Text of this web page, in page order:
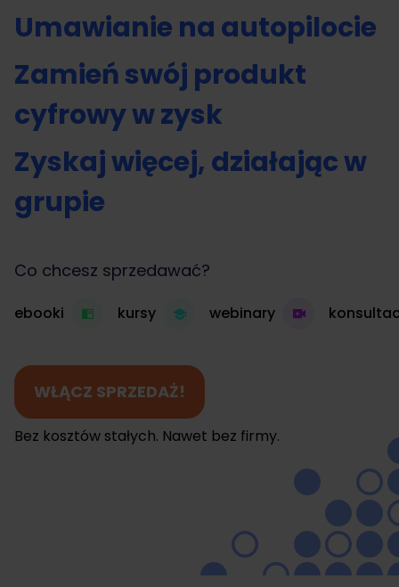
Umawianie na autopilocie
Zamień swój produkt
cyfrowy w zysk
Zyskaj więcej, działając w
grupie
Co chcesz sprzedawać?
ebooki kursy webinary
WŁĄCZ SPRZEDAŻ!
Bez kosztów stałych. Nawet bez firmy.